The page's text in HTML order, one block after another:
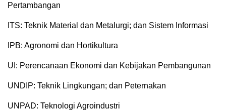
Pertambangan
ITS: Teknik Material dan Metalurgi; dan Sistem Informasi
IPB: Agronomi dan Hortikultura
UI: Perencanaan Ekonomi dan Kebijakan Pembangunan
UNDIP: Teknik Lingkungan; dan Peternakan
UNPAD: Teknologi Agroindustri